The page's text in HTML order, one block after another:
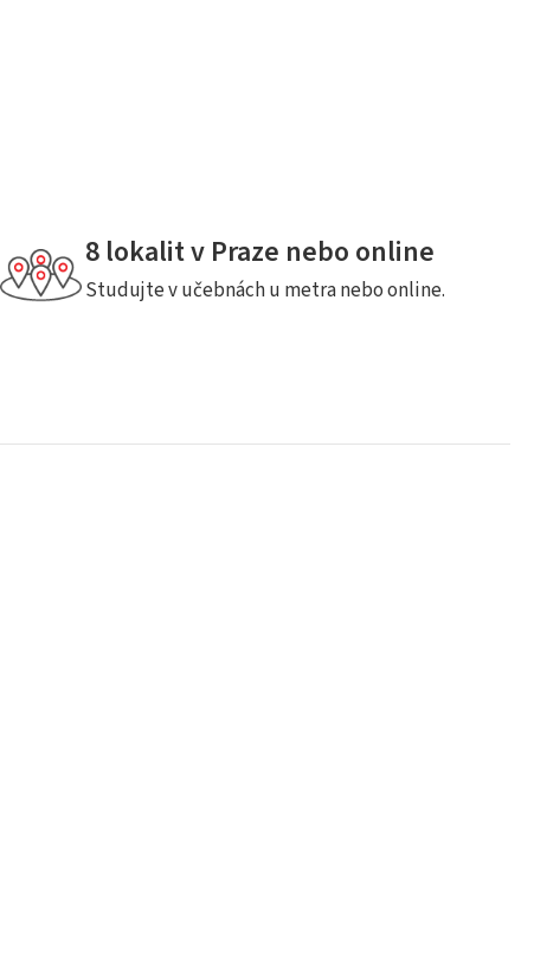
8 lokalit v Praze nebo online
Studujte v učebnách u metra nebo online.